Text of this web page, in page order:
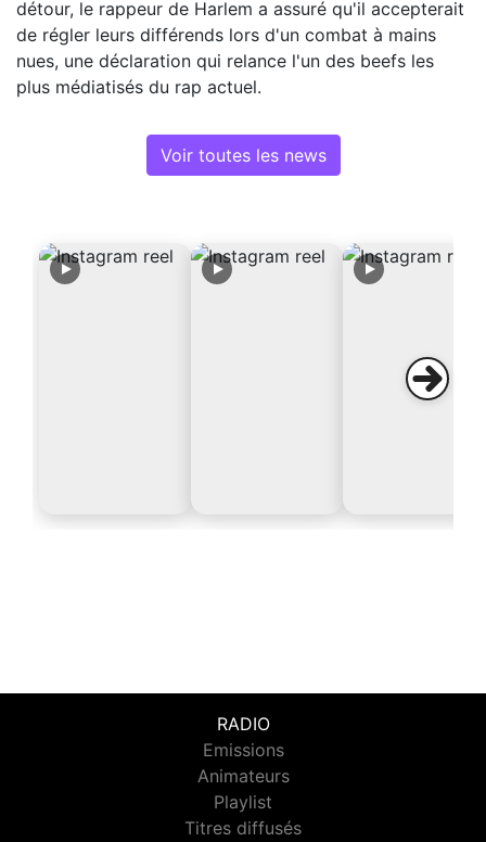
détour, le rappeur de Harlem a assuré qu'il accepterait
de régler leurs différends lors d'un combat à mains
nues, une déclaration qui relance l'un des beefs les
plus médiatisés du rap actuel.
Voir toutes les news
RADIO
Emissions
Animateurs
Playlist
Titres diffusés